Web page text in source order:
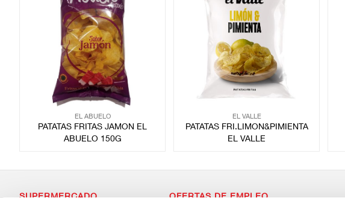
EL ABUELO
PATATAS FRITAS JAMON EL
ABUELO 150G
EL VALLE
PATATAS FRI.LIMON&PIMIENTA
EL VALLE